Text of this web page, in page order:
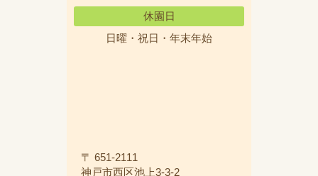
休園日
日曜・祝日・年末年始
〒 651-2111
神戸市西区池上3-3-2